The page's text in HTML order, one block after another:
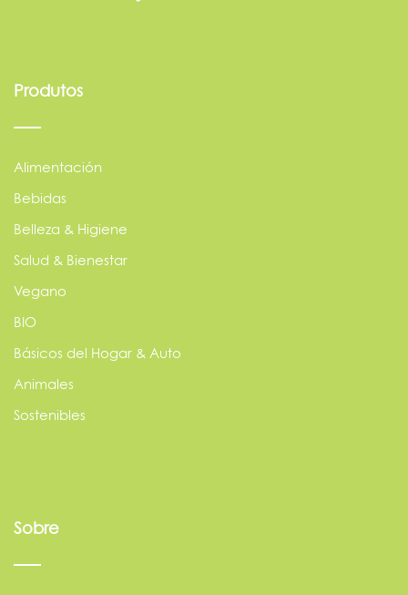
Produtos
Alimentación
Bebidas
Belleza & Higiene
Salud & Bienestar
Vegano
BIO
Básicos del Hogar & Auto
Animales
Sostenibles
Sobre